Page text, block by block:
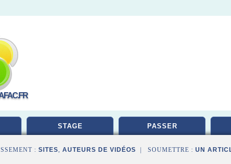
STAGE PASSER
: SITES, AUTEURS DE VIDÉOS | SOUMETTRE : UN